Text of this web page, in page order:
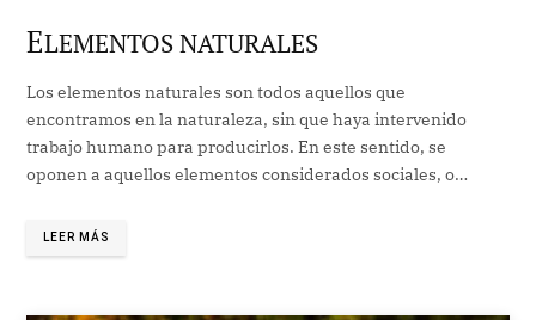
ELEMENTOS NATURALES
Los elementos naturales son todos aquellos que
encontramos en la naturaleza, sin que haya intervenido
trabajo humano para producirlos. En este sentido, se
oponen a aquellos elementos considerados sociales, o…
LEER MÁS